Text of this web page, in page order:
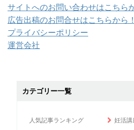
サイトへのお問い合わせはこちら
広告出稿のお問合せはこちらから！
プライバシーポリシー
運営会社
カテゴリー一覧
人気記事ランキング 妊活講